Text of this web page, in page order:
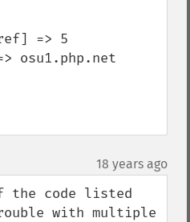
18 years ago
the code listed
with multiple